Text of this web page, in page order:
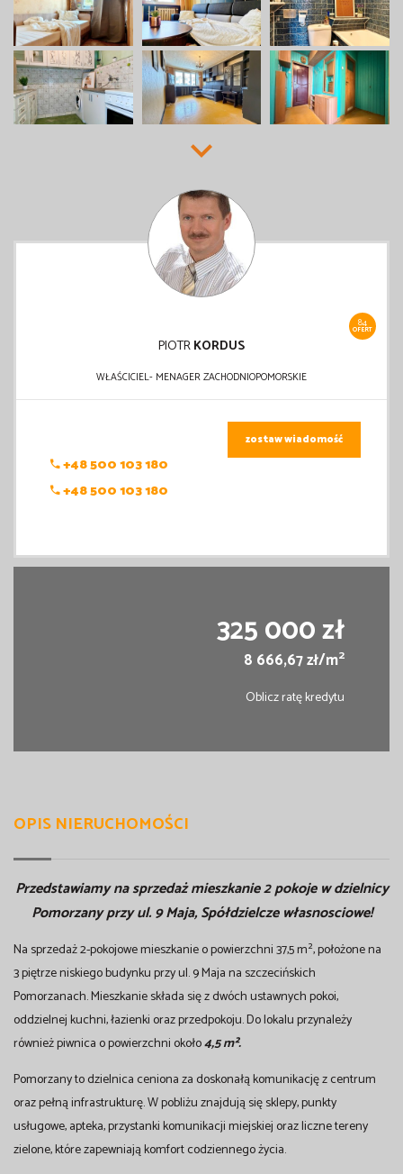
84
OFERT
PIOTRKORDUS
WŁAŚCICIEL- MENAGER ZACHODNIOPOMORSKIE
+48 500 103 180
+48 500 103 180
zostaw wiadomość
325 000 zł
8 666,67 zł/m2
Oblicz ratę kredytu
OPIS NIERUCHOMOŚCI
Przedstawiamy na sprzedaż mieszkanie 2 pokoje w dzielnicy
Pomorzany przy ul. 9 Maja, Spółdzielcze własnosciowe!
Na sprzedaż 2-pokojowe mieszkanie o powierzchni 37,5 m², położone na
3 piętrze niskiego budynku przy ul. 9 Maja na szczecińskich
Pomorzanach. Mieszkanie składa się z dwóch ustawnych pokoi,
oddzielnej kuchni, łazienki oraz przedpokoju. Do lokalu przynależy
również piwnica o powierzchni około4,5 m².
Pomorzany to dzielnica ceniona za doskonałą komunikację z centrum
oraz pełną infrastrukturę. W pobliżu znajdują się sklepy, punkty
usługowe, apteka, przystanki komunikacji miejskiej oraz liczne tereny
zielone, które zapewniają komfort codziennego życia.